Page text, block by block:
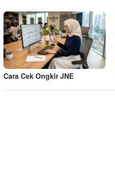
Cara Cek Ongkir JNE